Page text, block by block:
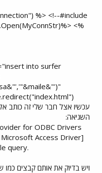
%> <!--#include
<%
into surfer
%>​
עכשיו אצל חבר שלי זה כותב
השגיאה:
for ODBC Drivers
Access Driver]
query.
ויש בדיוק את אותם קבצים כמו